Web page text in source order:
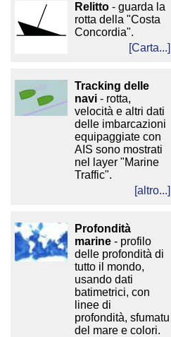
Relitto - guarda la
rotta della "Costa
Concordia".
[Carta...]
Tracking delle
navi - rotta,
velocità e altri dati
delle imbarcazioni
equipaggiate con
AIS sono mostrati
nel layer "Marine
Traffic".
[altro...]
Profondità
marine - profilo
delle profondità di
tutto il mondo,
usando dati
batimetrici, con
linee di
profondità,
del mare e colori.